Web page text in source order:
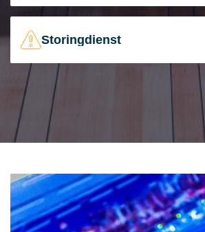
Storingdienst